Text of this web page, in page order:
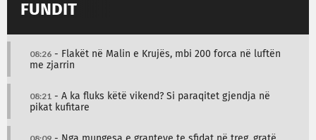
FUNDIT
08:26 - Flakët në Malin e Krujës, mbi 200 forca në luftën
me zjarrin
08:21 - A ka fluks këtë vikend? Si paraqitet gjendja në
pikat kufitare